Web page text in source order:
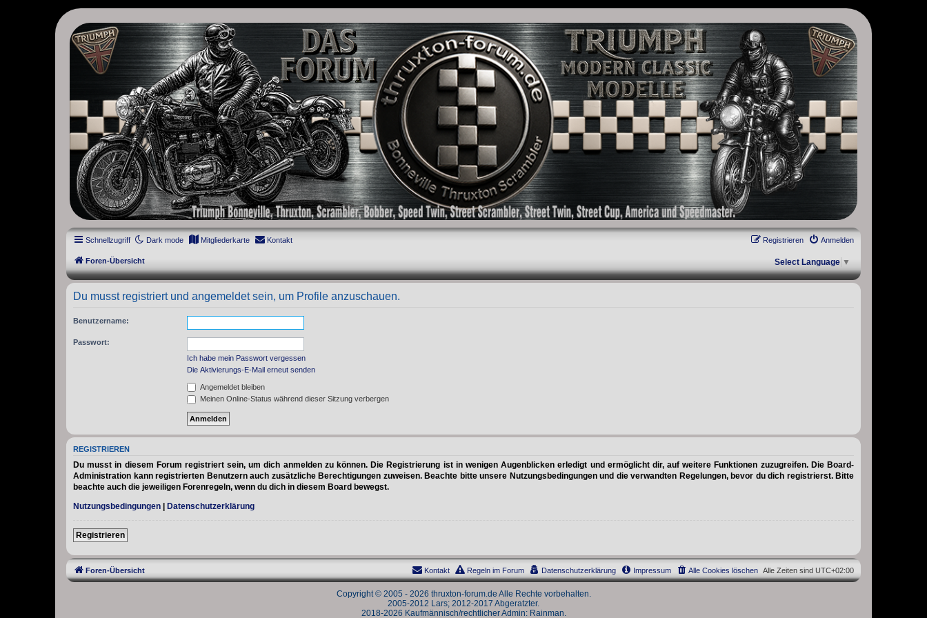
thruxton-forum.de
DAS FORUM! Alles rund um die Triumph Modern Classic Modelle. Das Forum für die New Bonneville Baureihen ab BJ 2001. Triumph Bonneville, Thruxton, Scrambler, Bobber, Speed Twin, Street Scrambler, Street Twin,
Street Cup, America und Speedmaster.
Schnellzugriff Dark mode Mitgliederkarte Kontakt Anmelden
Registrieren
Foren-Übersicht Select Language ▼
Du musst registriert und angemeldet sein, um Profile anzuschauen.
Benutzername:
Passwort:
Ich habe mein Passwort vergessen
Die Aktivierungs-E-Mail erneut senden
Angemeldet bleiben
Meinen Online-Status während dieser Sitzung verbergen
REGISTRIEREN
Du musst in diesem Forum registriert sein, um dich anmelden zu können. Die Registrierung ist in wenigen Augenblicken erledigt und ermöglicht dir, auf weitere Funktionen zuzugreifen. Die Board-
Administration kann registrierten Benutzern auch zusätzliche Berechtigungen zuweisen. Beachte bitte unsere Nutzungsbedingungen und die verwandten Regelungen, bevor du dich registrierst. Bitte
beachte auch die jeweiligen Forenregeln, wenn du dich in diesem Board bewegst.
Nutzungsbedingungen
Datenschutzerklärung
Registrieren
Foren-Übersicht Alle Zeiten sind UTC+02:00
Alle Cookies löschen
Impressum
Datenschutzerklärung
Regeln im Forum
Kontakt
Copyright © 2005 - 2026 thruxton-forum.de Alle Rechte vorbehalten.
2005-2012 Lars; 2012-2017 Abgeratzter.
2018-2026 Kaufmännisch/rechtlicher Admin: Rainman.